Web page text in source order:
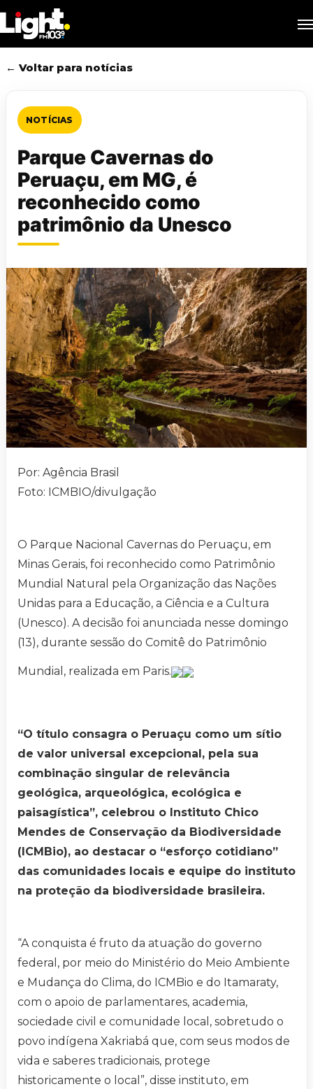
to
main
content
← Voltar para notícias
NOTÍCIAS
Parque Cavernas do
Peruaçu, em MG, é
reconhecido como
patrimônio da Unesco
Por: Agência Brasil
Foto: ICMBIO/divulgação
O Parque Nacional Cavernas do Peruaçu, em
Minas Gerais, foi reconhecido como Patrimônio
Mundial Natural pela Organização das Nações
Unidas para a Educação, a Ciência e a Cultura
(Unesco). A decisão foi anunciada nesse domingo
(13), durante sessão do Comitê do Patrimônio
Mundial, realizada em Paris.
“O título consagra o Peruaçu como um sítio
de valor universal excepcional, pela sua
combinação singular de relevância
geológica, arqueológica, ecológica e
paisagística”, celebrou o Instituto Chico
Mendes de Conservação da Biodiversidade
(ICMBio), ao destacar o “esforço cotidiano”
das comunidades locais e equipe do instituto
na proteção da biodiversidade brasileira.
“A conquista é fruto da atuação do governo
federal, por meio do Ministério do Meio Ambiente
e Mudança do Clima, do ICMBio e do Itamaraty,
com o apoio de parlamentares, academia,
sociedade civil e comunidade local, sobretudo o
povo indígena Xakriabá que, com seus modos de
vida e saberes tradicionais, protege
historicamente o local”, disse instituto, em